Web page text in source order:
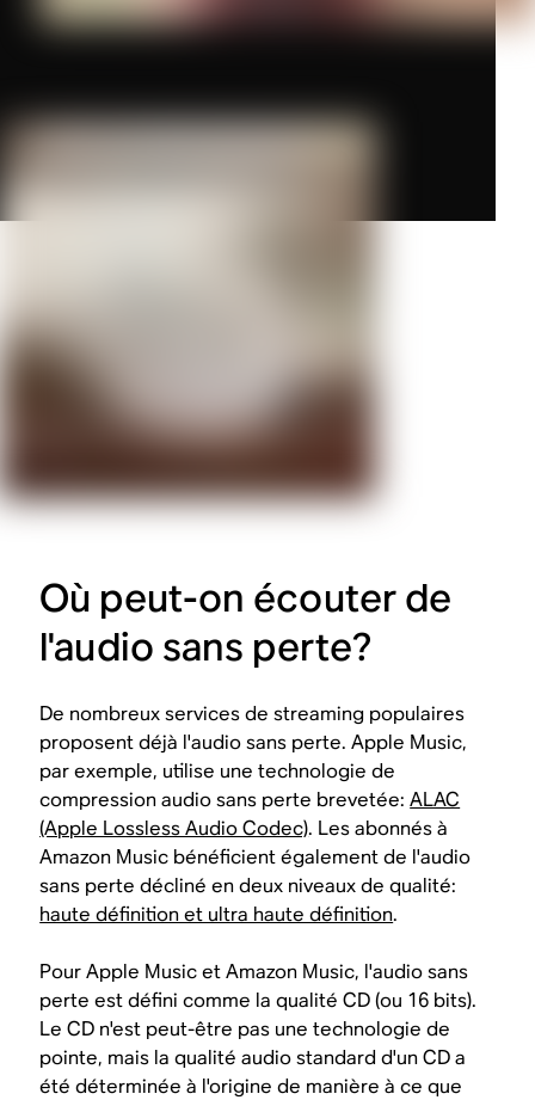
Où peut-on écouter de
l'audio sans perte?
De nombreux services de streaming populaires
proposent déjà l'audio sans perte. Apple Music,
par exemple, utilise une technologie de
compression audio sans perte brevetée:ALAC
(Apple Lossless Audio Codec). Les abonnés à
Amazon Music bénéficient également de l'audio
sans perte décliné en deux niveaux de qualité:
haute définition et ultra haute définition.
Pour Apple Music et Amazon Music, l'audio sans
perte est défini comme la qualité CD (ou 16 bits).
Le CD n'est peut-être pas une technologie de
pointe, mais la qualité audio standard d'un CD a
été déterminée à l'origine de manière à ce que